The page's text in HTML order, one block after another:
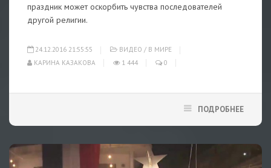
праздник может оскорбить чувства последователей
другой религии.
24.12.2016 21:55:55 ВИДЕО / В МИРЕ
КАРИНА КАЗАКОВА
1 444 0
ПОДРОБНЕЕ